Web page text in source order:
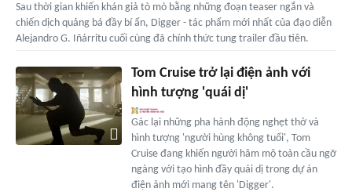
Sau thời gian khiến khán giả tò mò bằng những đoạn teaser ngắn và
chiến dịch quảng bá đầy bí ẩn, Digger - tác phẩm mới nhất của đạo diễn
Alejandro G. Iñárritu cuối cùng đã chính thức tung trailer đầu tiên.
Tom Cruise trở lại điện ảnh với
hình tượng 'quái dị'
Gác lại những pha hành động nghẹt thở và
hình tượng 'người hùng không tuổi', Tom
Cruise đang khiến người hâm mộ toàn cầu ngỡ
ngàng với tạo hình đầy quái dị trong dự án
điện ảnh mới mang tên 'Digger'.